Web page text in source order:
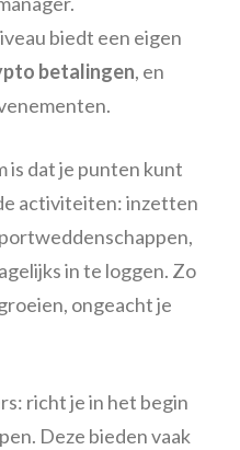
biedt een eigen
betalingen, en
is dat je punten kunt
activiteiten: inzetten
in te loggen. Zo
ongeacht je
richt je in het begin
Deze bieden vaak